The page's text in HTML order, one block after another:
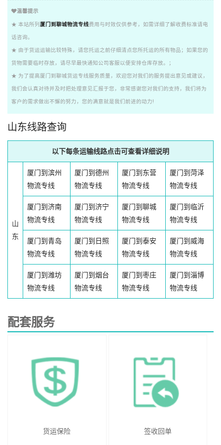
温馨提示
★ 本站所列 厦门到聊城物流专线费用与时效仅供参考，如需详细了解收费标准请电
话咨询。
★ 由于货运运输比较特殊，请您托运之前仔细清点您所托运的所有物品；如果您的
货物需要临时存放，请尽早最快通知公司客服以便安排仓库存放。；
★ 为了提高厦门到聊城货运专线服务质量，欢迎您对我们的服务提出意见或建议，
我们会认真对待并及时把处理意见汇报于您，非常感谢您对我们的支持，我们将为
客户的需求做出不懈的努力，您的满意就是我们前进的动力!
山东线路查询
以下每条运输线路点击可查看详细说明
山
东
厦门到滨州
物流专线
厦门到德州
物流专线
厦门到东营
物流专线
厦门到菏泽
物流专线
厦门到济南
物流专线
厦门到济宁
物流专线
厦门到聊城
物流专线
厦门到临沂
物流专线
厦门到青岛
物流专线
厦门到日照
物流专线
厦门到泰安
物流专线
厦门到威海
物流专线
厦门到潍坊
物流专线
厦门到烟台
物流专线
厦门到枣庄
物流专线
厦门到淄博
物流专线
配套服务
货运保险 签收回单